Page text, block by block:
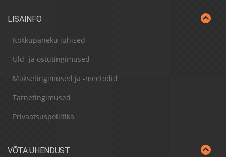
LISAINFO
Kokkupaneku juhised
Üld- ja ostutingimused
Maksetingimused ja -meetodid
Tarnetingimused
Privaatsuspoliitika
VÕTA ÜHENDUST